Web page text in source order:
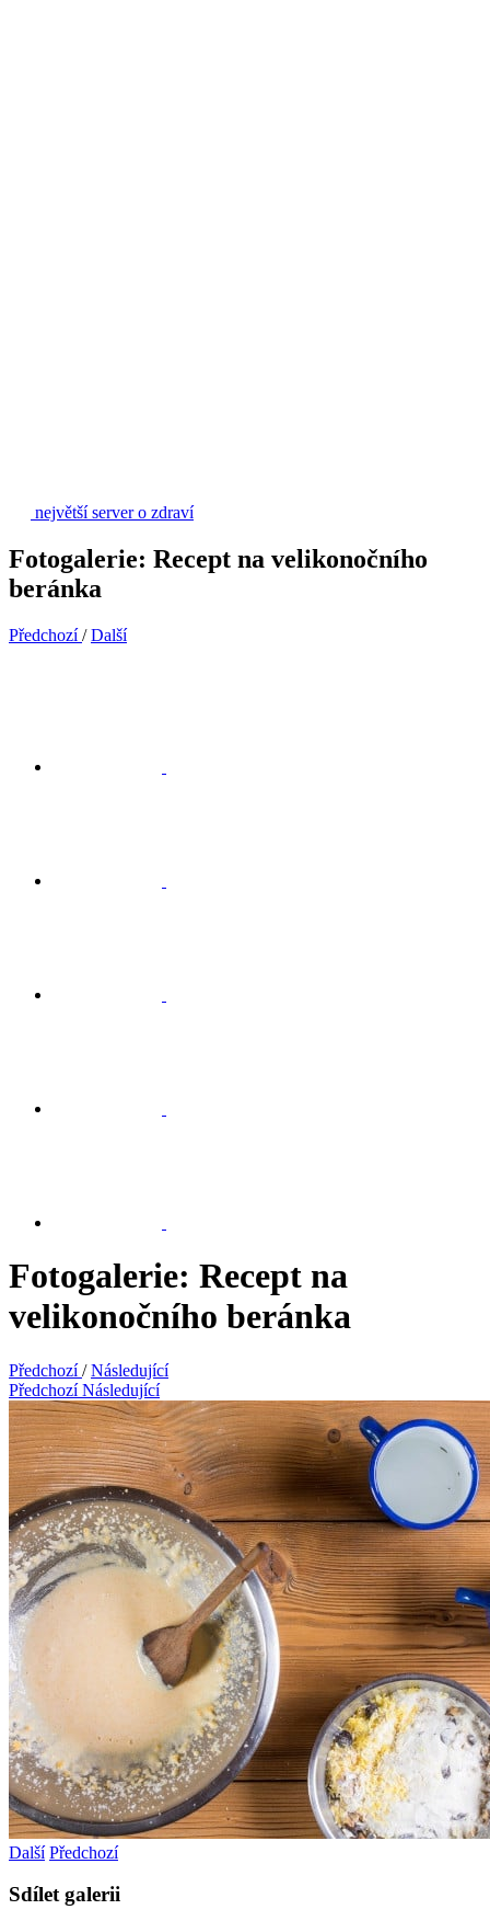
největší server o zdraví
Fotogalerie: Recept na velikonočního
beránka
Předchozí / Další
Fotogalerie: Recept na
velikonočního beránka
Předchozí / Následující
Předchozí Následující
Další Předchozí
Sdílet galerii